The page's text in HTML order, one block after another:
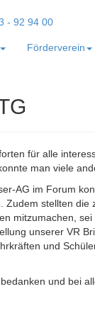
Förderverein
für alle
man viele
AG im Forum
stellten die
mitzumachen,
unserer VR
und
und bei